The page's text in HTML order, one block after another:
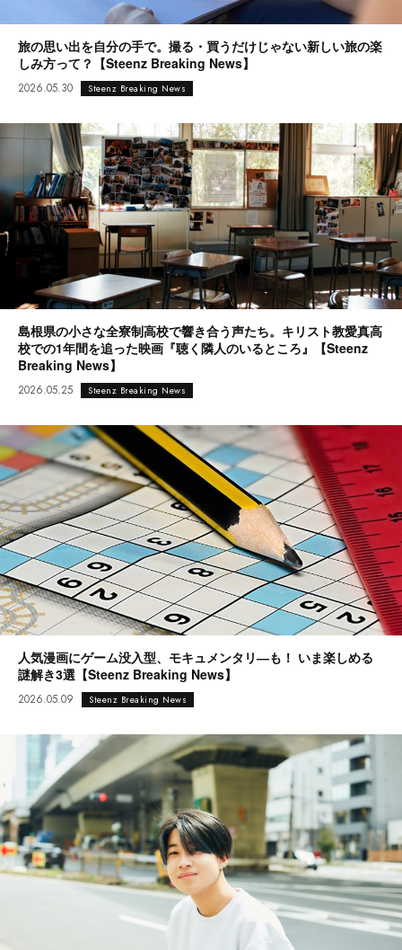
旅の思い出を自分の手で。撮る・買うだけじゃない新しい旅の楽
しみ方って？【Steenz Breaking News】
2026.05.30 Steenz Breaking News
島根県の小さな全寮制高校で響き合う声たち。キリスト教愛真高
校での1年間を追った映画『聴く隣人のいるところ』【Steenz
Breaking News】
2026.05.25 Steenz Breaking News
人気漫画にゲーム没入型、モキュメンタリ―も！ いま楽しめる
謎解き3選【Steenz Breaking News】
2026.05.09 Steenz Breaking News